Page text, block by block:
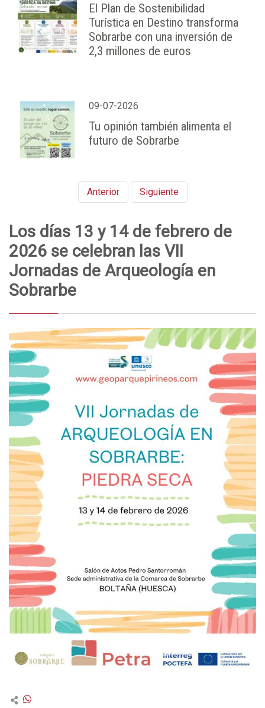
El Plan de Sostenibilidad
Turística en Destino transforma
Sobrarbe con una inversión de
2,3 millones de euros
09-07-2026
Tu opinión también alimenta el
futuro de Sobrarbe
Anterior Siguiente
Los días 13 y 14 de febrero de
2026 se celebran las VII
Jornadas de Arqueología en
Sobrarbe